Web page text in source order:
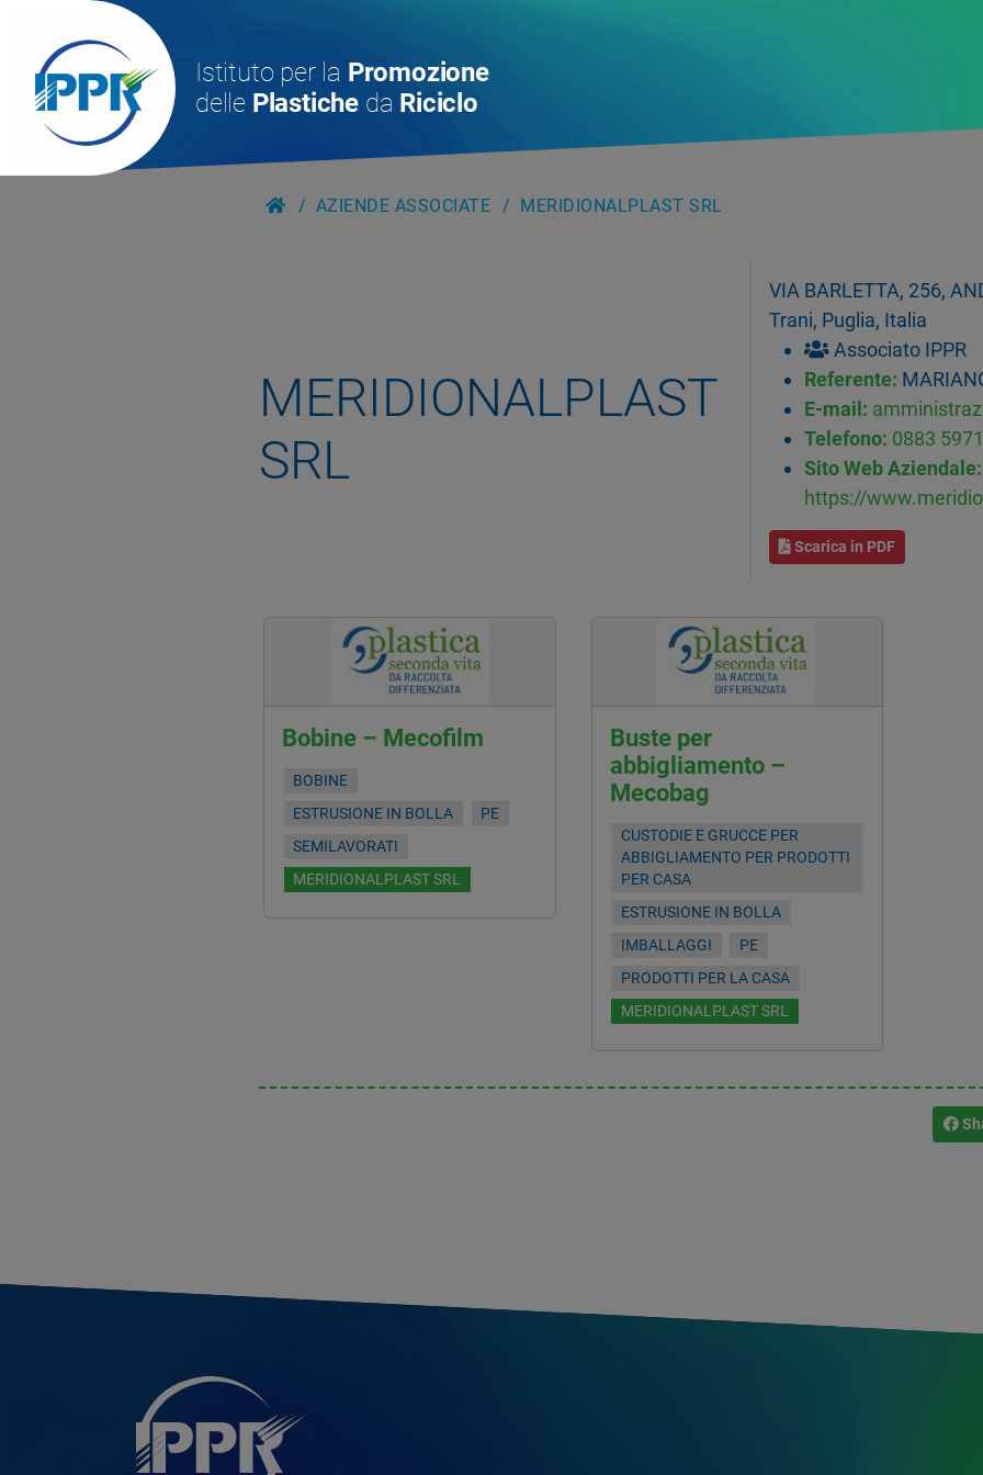
Istituto per la Promozione
delle Plastiche da Riciclo
AZIENDE ASSOCIATE MERIDIONALPLAST SRL
MERIDIONALPLAST
SRL
VIA BARLETTA, 256,
Trani, Puglia, Italia
Associato IPPR
Referente:
E-mail:
Telefono: 0883
Sito Web Aziendale:
https://
Scarica in PDF
Bobine – Mecofilm
BOBINE
ESTRUSIONE IN BOLLA
PE
SEMILAVORATI
MERIDIONALPLAST SRL
Buste per
abbigliamento –
Mecobag
CUSTODIE E GRUCCE PER
ABBIGLIAMENTO PER PRODOTTI
PER CASA
ESTRUSIONE IN BOLLA
IMBALLAGGI
PE
PRODOTTI PER LA CASA
MERIDIONALPLAST SRL